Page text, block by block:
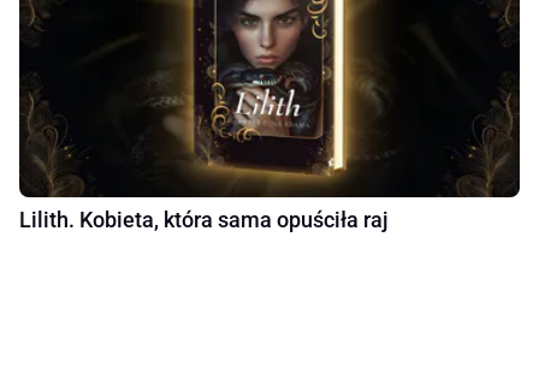
Lilith. Kobieta, która sama opuściła raj